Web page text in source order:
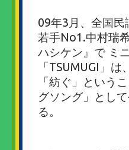
09年3月、全国民
若手No1.中村瑞
ハシケン』で ミ
「TSUMUGI」
「紡ぐ」という
グソング」とし
る。